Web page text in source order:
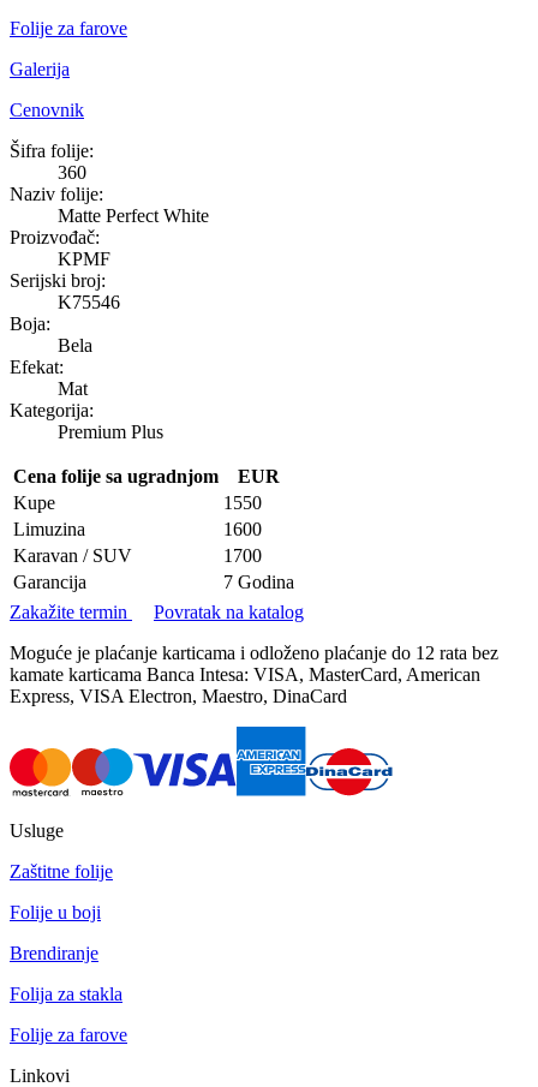
Folije za farove
Galerija
Cenovnik
Matte Perfect White
Šifra folije:
360
Naziv folije:
Matte Perfect White
Proizvođač:
KPMF
Serijski broj:
K75546
Boja:
Bela
Efekat:
Mat
Kategorija:
Premium Plus
Cena folije sa ugradnjom
EUR
Kupe
1550
Limuzina
1600
Karavan / SUV
1700
Garancija
7 Godina
Zakažite termin
Povratak na katalog
Moguće je plaćanje karticama i odloženo plaćanje do 12 rata bez
kamate karticama Banca Intesa: VISA, MasterCard, American
Express, VISA Electron, Maestro, DinaCard
Usluge
Zaštitne folije
Folije u boji
Brendiranje
Folija za stakla
Folije za farove
Linkovi